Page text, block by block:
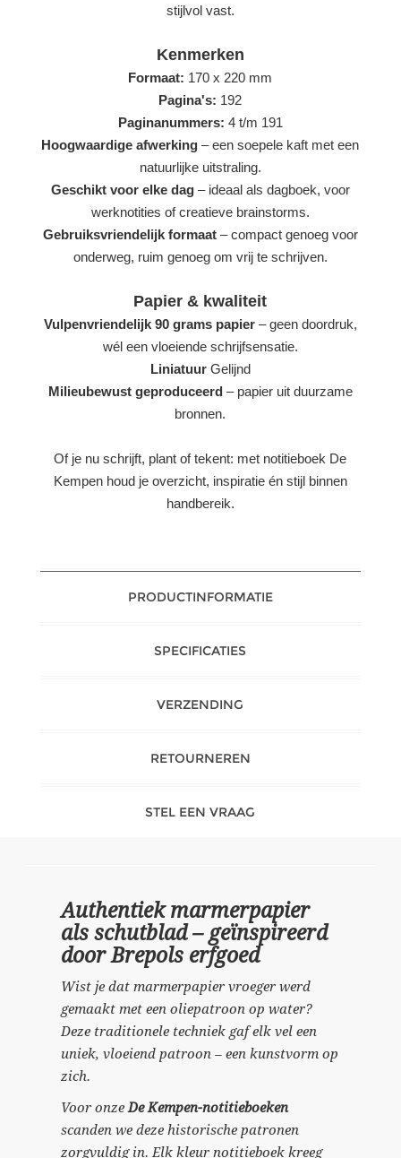
stijlvol vast.
Kenmerken
Formaat: 170 x 220 mm
Pagina's: 192
Paginanummers: 4 t/m 191
Hoogwaardige afwerking – een soepele kaft met een
natuurlijke uitstraling.
Geschikt voor elke dag– ideaal als dagboek, voor
werknotities of creatieve brainstorms.
Gebruiksvriendelijk formaat– compact genoeg voor
onderweg, ruim genoeg om vrij te schrijven.
Papier & kwaliteit
Vulpenvriendelijk 90 grams papier– geen doordruk,
wél een vloeiende schrijfsensatie.
LiniatuurGelijnd
Milieubewust geproduceerd– papier uit duurzame
bronnen.
Of je nu schrijft, plant of tekent: met notitieboek De
Kempen houd je overzicht, inspiratie én stijl binnen
handbereik.
PRODUCTINFORMATIE
SPECIFICATIES
VERZENDING
RETOURNEREN
STEL EEN VRAAG
Authentiek marmerpapier
als schutblad – geïnspireerd
door Brepols erfgoed
Wist je dat marmerpapier vroeger werd
gemaakt met een oliepatroon op water?
Deze traditionele techniek gaf elk vel een
uniek, vloeiend patroon – een kunstvorm op
zich.
Voor onzeDe Kempen-notitieboeken
scanden we deze historische patronen
zorgvuldig in. Elk kleur notitieboek kreeg